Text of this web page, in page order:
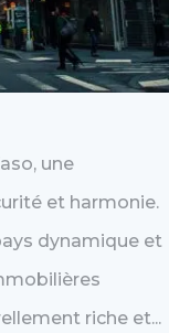
une
et harmonie.
dynamique et
riche et...